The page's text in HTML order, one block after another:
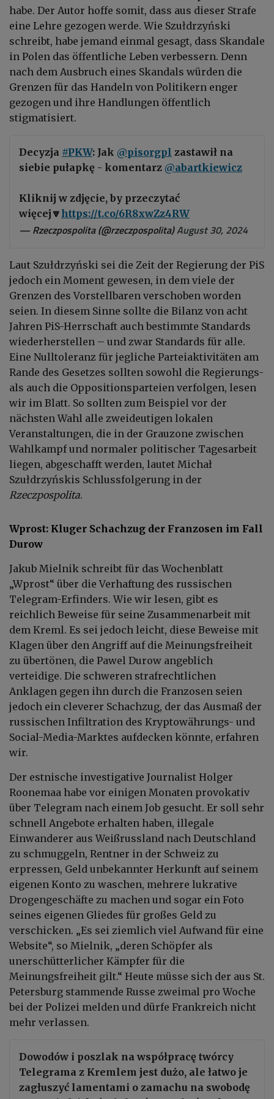
habe. Der Autor hoffe somit, dass aus dieser Strafe
eine Lehre gezogen werde. Wie Szułdrzyński
schreibt, habe jemand einmal gesagt, dass Skandale
in Polen das öffentliche Leben verbessern. Denn
nach dem Ausbruch eines Skandals würden die
Grenzen für das Handeln von Politikern enger
gezogen und ihre Handlungen öffentlich
stigmatisiert.
Decyzja #PKW: Jak @pisorgpl zastawił na
siebie pułapkę - komentarz @abartkiewicz
Kliknij w zdjęcie, by przeczytać
więcej🔽https://t.co/6R8xwZz4RW
— Rzeczpospolita (@rzeczpospolita)August 30, 2024
Laut Szułdrzyński sei die Zeit der Regierung der PiS
jedoch ein Moment gewesen, in dem viele der
Grenzen des Vorstellbaren verschoben worden
seien. In diesem Sinne sollte die Bilanz von acht
Jahren PiS-Herrschaft auch bestimmte Standards
wiederherstellen – und zwar Standards für alle.
Eine Nulltoleranz für jegliche Parteiaktivitäten am
Rande des Gesetzes sollten sowohl die Regierungs-
als auch die Oppositionsparteien verfolgen, lesen
wir im Blatt. So sollten zum Beispiel vor der
nächsten Wahl alle zweideutigen lokalen
Veranstaltungen, die in der Grauzone zwischen
Wahlkampf und normaler politischer Tagesarbeit
liegen, abgeschafft werden, lautet Michał
Szułdrzyńskis Schlussfolgerung in der
Rzeczpospolita.
Wprost: Kluger Schachzug der Franzosen im Fall
Durow
Jakub Mielnik schreibt für das Wochenblatt
„Wprost“ über die Verhaftung des russischen
Telegram-Erfinders. Wie wir lesen, gibt es
reichlich Beweise für seine Zusammenarbeit mit
dem Kreml. Es sei jedoch leicht, diese Beweise mit
Klagen über den Angriff auf die Meinungsfreiheit
zu übertönen, die Pawel Durow angeblich
verteidige. Die schweren strafrechtlichen
Anklagen gegen ihn durch die Franzosen seien
jedoch ein cleverer Schachzug, der das Ausmaß der
russischen Infiltration des Kryptowährungs- und
Social-Media-Marktes aufdecken könnte, erfahren
wir.
Der estnische investigative Journalist Holger
Roonemaa habe vor einigen Monaten provokativ
über Telegram nach einem Job gesucht. Er soll sehr
schnell Angebote erhalten haben, illegale
Einwanderer aus Weißrussland nach Deutschland
zu schmuggeln, Rentner in der Schweiz zu
erpressen, Geld unbekannter Herkunft auf seinem
eigenen Konto zu waschen, mehrere lukrative
Drogengeschäfte zu machen und sogar ein Foto
seines eigenen Gliedes für großes Geld zu
verschicken. „Es sei ziemlich viel Aufwand für eine
Website“, so Mielnik, „deren Schöpfer als
unerschütterlicher Kämpfer für die
Meinungsfreiheit gilt.“ Heute müsse sich der aus St.
Petersburg stammende Russe zweimal pro Woche
bei der Polizei melden und dürfe Frankreich nicht
mehr verlassen.
Dowodów i poszlak na współpracę twórcy
Telegrama z Kremlem jest dużo, ale łatwo je
zagłuszyć lamentami o zamachu na swobodę